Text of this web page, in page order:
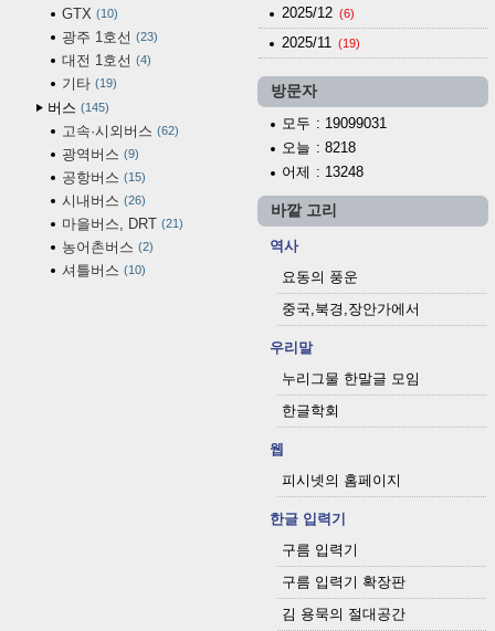
GTX 10
광주 1호선 23
대전 1호선 4
기타 19
버스 145
고속·시외버스 62
광역버스 9
공항버스 15
시내버스 26
마을버스, DRT 21
농어촌버스 2
셔틀버스 10
2025/12 (6)
2025/11 (19)
방문자
모두 : 19099031
오늘 : 8218
어제 : 13248
바깥 고리
역사
요동의 풍운
중국,북경,장안가에서
우리말
누리그물 한말글 모임
한글학회
웹
피시넷의 홈페이지
한글 입력기
구름 입력기
구름 입력기 확장판
김 용묵의 절대공간